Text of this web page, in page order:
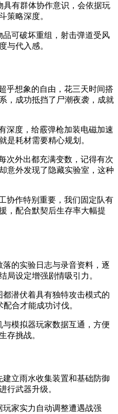
有群体协作意识，会依据玩
策略深度。
可破坏重组，射击弹道受风
与代入感。
乎想象的自由，花三天时间搭
，成功抵挡了尸潮夜袭，成就
深度，给霰弹枪加装电磁加速
是耗材需要精心规划。
次外出都充满变数，记得有次
意外发现了隐藏实验室，这种
协作特别重要，我们固定队有
，配合默契后生存率大幅提
的实验日志与录音资料，逐
局设定增强剧情吸引力。
潜伏着具有独特攻击模式的
合才能成功讨伐。
模拟器玩家数据互通，方便
存挑战。
立雨水收集装置和基础防御
行武器升级。
家实力自动调整遭遇战强